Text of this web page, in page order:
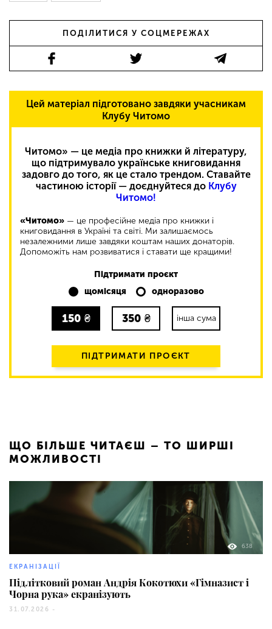
ПОДІЛИТИСЯ У СОЦМЕРЕЖАХ
Цей матеріал підготовано завдяки учасникам
Клубу Читомо
Читомо» — це медіа про книжки й літературу,
що підтримувало українське книговидання
задовго до того, як це стало трендом. Ставайте
частиною історії — доєднуйтеся до Клубу
Читомо!
«Читомо» — це професійне медіа про книжки і
книговидання в Україні та світі. Ми залишаємось
незалежними лише завдяки коштам наших донаторів.
Допоможіть нам розвиватися і ставати ще кращими!
Підтримати проєкт
щомісяця
одноразово
150 ₴ 350 ₴ інша сума
ПІДТРИМАТИ ПРОЄКТ
ЩО БІЛЬШЕ ЧИТАЄШ – ТО ШИРШІ
МОЖЛИВОСТІ
638
ЕКРАНІЗАЦІЇ
Підлітковий роман Андрія Кокотюхи «Гімназист і
Чорна рука» екранізують
31.07.2026 -